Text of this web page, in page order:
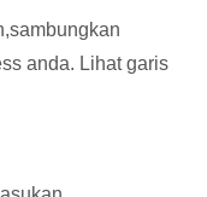
anda. Lihat garis